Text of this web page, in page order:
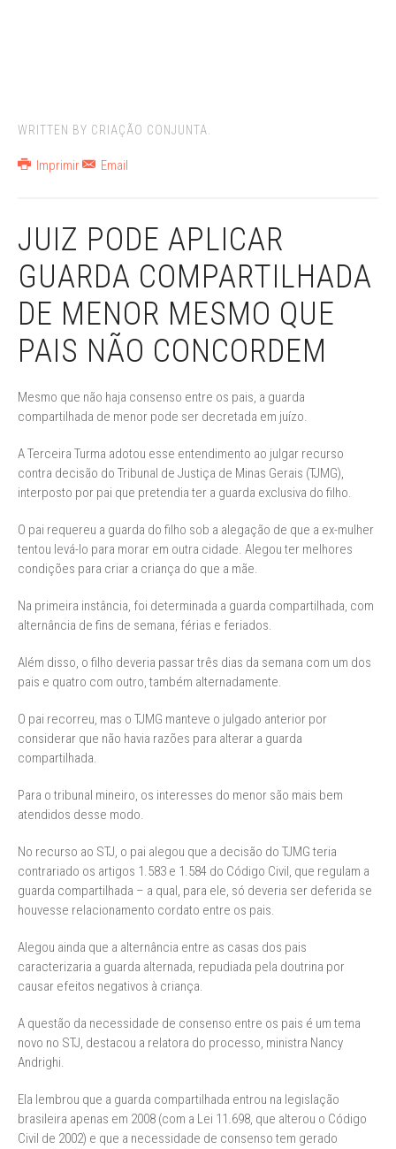
WRITTEN BY CRIAÇÃO CONJUNTA.
Imprimir Email
JUIZ PODE APLICAR
GUARDA COMPARTILHADA
DE MENOR MESMO QUE
PAIS NÃO CONCORDEM
Mesmo que não haja consenso entre os pais, a guarda
compartilhada de menor pode ser decretada em juízo.
A Terceira Turma adotou esse entendimento ao julgar recurso
contra decisão do Tribunal de Justiça de Minas Gerais (TJMG),
interposto por pai que pretendia ter a guarda exclusiva do filho.
O pai requereu a guarda do filho sob a alegação de que a ex-mulher
tentou levá-lo para morar em outra cidade. Alegou ter melhores
condições para criar a criança do que a mãe.
Na primeira instância, foi determinada a guarda compartilhada, com
alternância de fins de semana, férias e feriados.
Além disso, o filho deveria passar três dias da semana com um dos
pais e quatro com outro, também alternadamente.
O pai recorreu, mas o TJMG manteve o julgado anterior por
considerar que não havia razões para alterar a guarda
compartilhada.
Para o tribunal mineiro, os interesses do menor são mais bem
atendidos desse modo.
No recurso ao STJ, o pai alegou que a decisão do TJMG teria
contrariado os artigos 1.583 e 1.584 do Código Civil, que regulam a
guarda compartilhada – a qual, para ele, só deveria ser deferida se
houvesse relacionamento cordato entre os pais.
Alegou ainda que a alternância entre as casas dos pais
caracterizaria a guarda alternada, repudiada pela doutrina por
causar efeitos negativos à criança.
A questão da necessidade de consenso entre os pais é um tema
novo no STJ, destacou a relatora do processo, ministra Nancy
Andrighi.
Ela lembrou que a guarda compartilhada entrou na legislação
brasileira apenas em 2008 (com a Lei 11.698, que alterou o Código
Civil de 2002) e que a necessidade de consenso tem gerado